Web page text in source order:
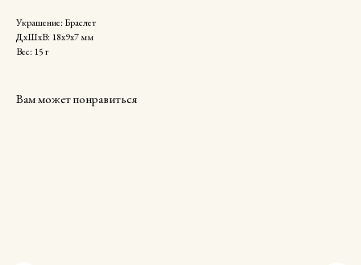
Украшение: Браслет
ДxШxВ: 18x9x7 мм
Вес: 15 г
Вам может понравиться